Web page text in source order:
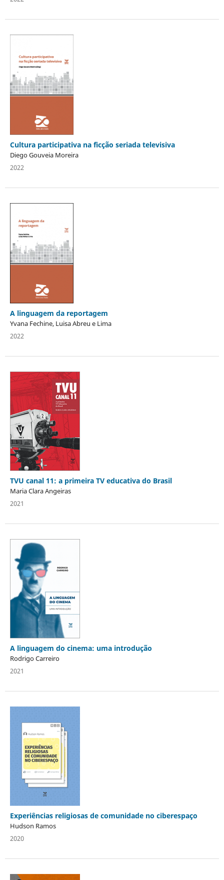
Cultura participativa na ficção seriada televisiva
Diego Gouveia Moreira
2022
A linguagem da reportagem
Yvana Fechine, Luisa Abreu e Lima
2022
TVU canal 11: a primeira TV educativa do Brasil
Maria Clara Angeiras
2021
A linguagem do cinema: uma introdução
Rodrigo Carreiro
2021
Experiências religiosas de comunidade no ciberespaço
Hudson Ramos
2020